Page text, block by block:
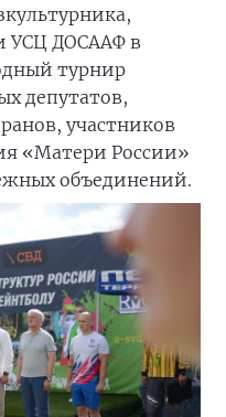
УСЦ ДОСААФ в
турнир
депутатов,
участников
«Матери России»
объединений.